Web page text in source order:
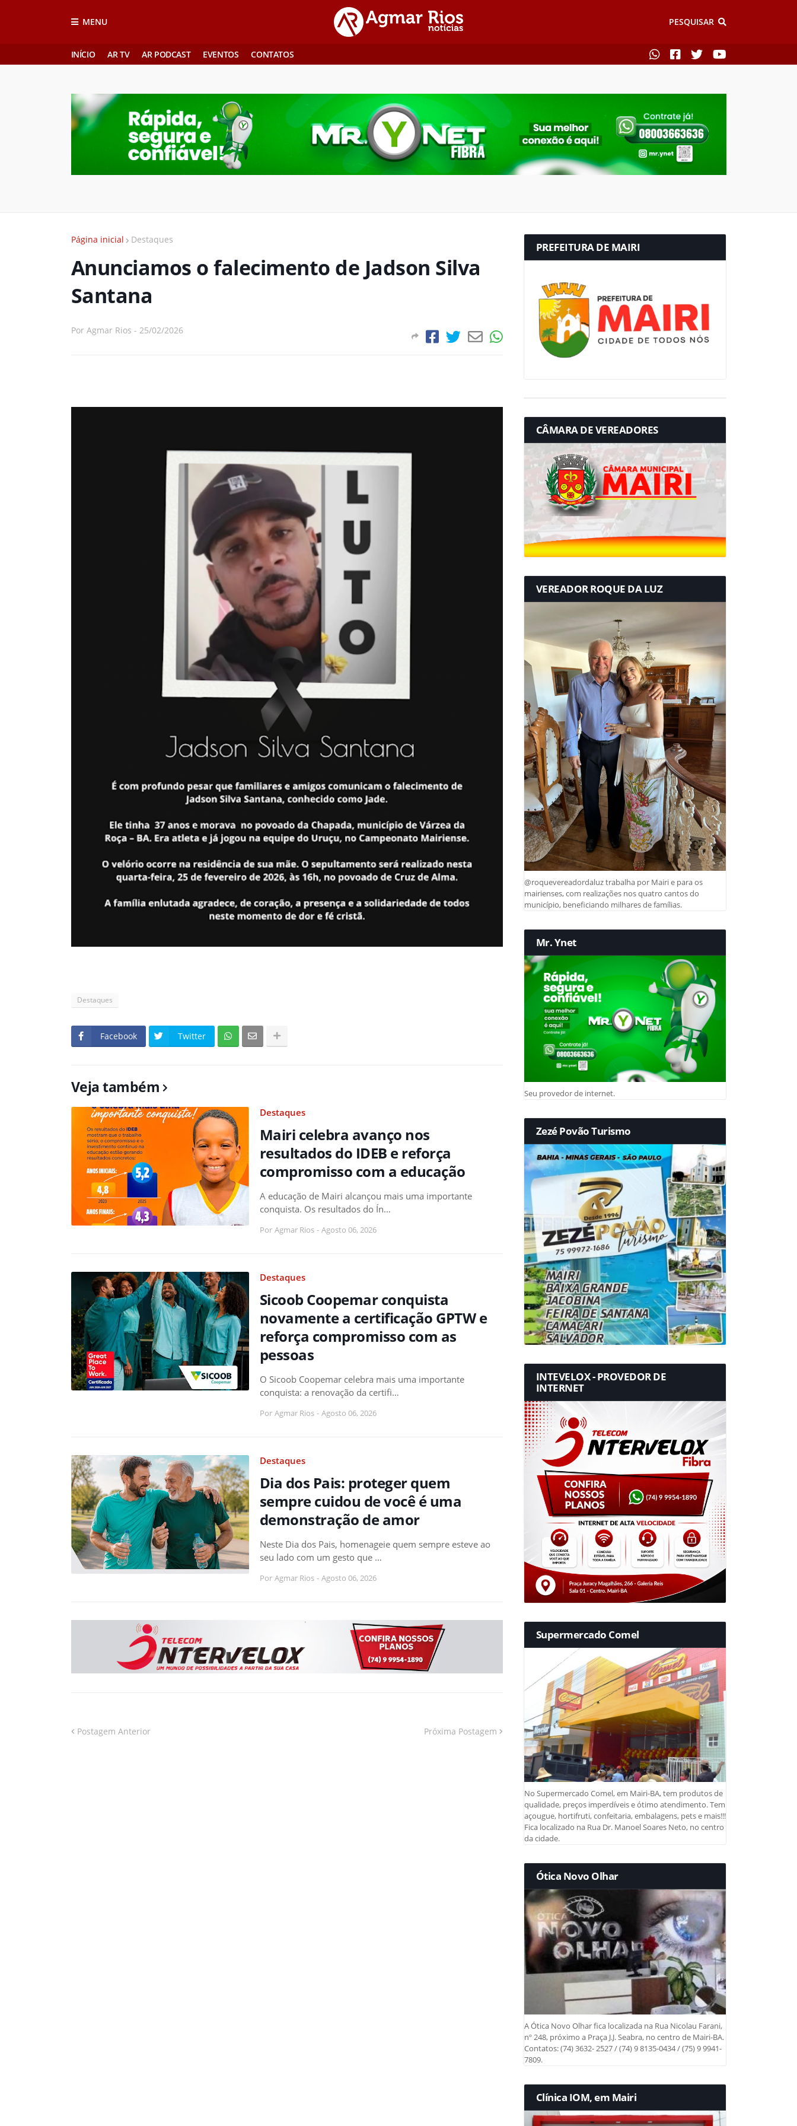
MENU PESQUISAR
INÍCIO AR TV AR PODCAST EVENTOS CONTATOS
Página inicial Destaques
Anunciamos o falecimento de Jadson Silva
Santana
Por Agmar Rios - 25/02/2026
Destaques
Facebook Twitter
Veja também
Destaques
Mairi celebra avanço nos
resultados do IDEB e reforça
compromisso com a educação
A educação de Mairi alcançou mais uma importante
conquista. Os resultados do Ín…
Por Agmar Rios - Agosto 06, 2026
Destaques
Sicoob Coopemar conquista
novamente a certificação GPTW e
reforça compromisso com as
pessoas
O Sicoob Coopemar celebra mais uma importante
conquista: a renovação da certifi…
Por Agmar Rios - Agosto 06, 2026
Destaques
Dia dos Pais: proteger quem
sempre cuidou de você é uma
demonstração de amor
Neste Dia dos Pais, homenageie quem sempre esteve ao
seu lado com um gesto que …
Por Agmar Rios - Agosto 06, 2026
Postagem Anterior Próxima Postagem
PREFEITURA DE MAIRI
CÂMARA DE VEREADORES
VEREADOR ROQUE DA LUZ
@roquevereadordaluz trabalha por Mairi e para os
mairienses, com realizações nos quatro cantos do
município, beneficiando milhares de famílias.
Mr. Ynet
Seu provedor de internet.
Zezé Povão Turismo
INTEVELOX - PROVEDOR DE
INTERNET
Supermercado Comel
No Supermercado Comel, em Mairi-BA, tem produtos de
qualidade, preços imperdíveis e ótimo atendimento. Tem
açougue, hortifruti, confeitaria, embalagens, pets e mais!!!
Fica localizado na Rua Dr. Manoel Soares Neto, no centro
da cidade.
Ótica Novo Olhar
A Ótica Novo Olhar fica localizada na Rua Nicolau Farani,
nº 248, próximo a Praça J.J. Seabra, no centro de Mairi-BA.
Contatos: (74) 3632- 2527 / (74) 9 8135-0434 / (75) 9 9941-
7809.
Clínica IOM, em Mairi